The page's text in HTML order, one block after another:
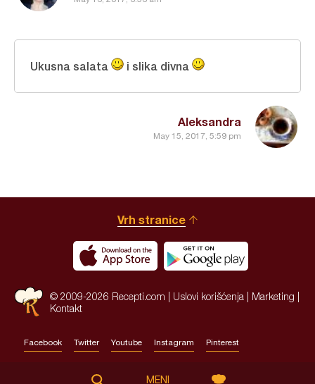
Aleksandra
May 15, 2017, 5:59 pm
Ukusna salata i slika divna
Vrh stranice
© 2009-2026 Recepti.com | Uslovi korišćenja Marketing
Kontakt
Facebook Twitter Youtube Instagram Pinterest